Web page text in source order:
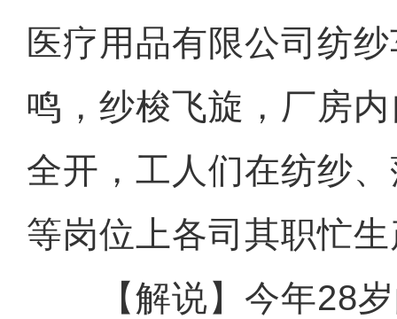
医疗用品有限公司纺
鸣，纱梭飞旋，厂房
全开，工人们在纺纱
等岗位上各司其职忙
【解说】今年28岁